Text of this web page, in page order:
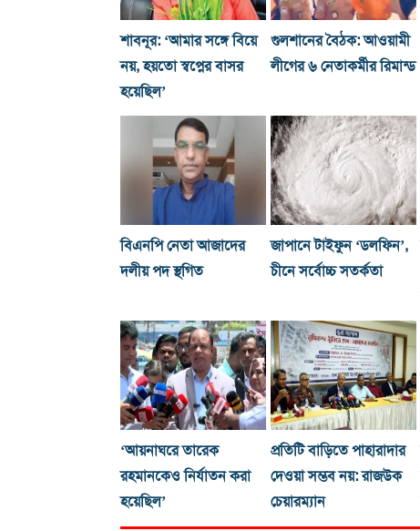
শাবনূর: ‘আমার সঙ্গে বিয়ে
নয়, হয়তো স্বপ্নের বাসর
হয়েছিল’
গুলশানের বৈঠক: আওয়ামী
লীগের ৬ নেতাকর্মীর রিমান্ড
বিএনপি নেতা আজাদের
দলীয় পদ স্থগিত
জাপানে টাইফুন ‘ডলফিন’,
চীনে সর্বোচ্চ সতর্কতা
‘আয়নাঘরে তারেক
রহমানকেও নির্যাতন করা
হয়েছিল’
প্রতিটি বাড়িতে পাহারাদার
দেওয়া সম্ভব নয়: রাজউক
চেয়ারম্যান